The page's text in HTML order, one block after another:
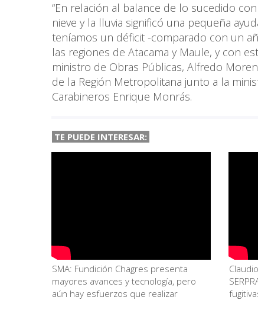
“En relación al balance de lo sucedido
nieve y la lluvia significó una pequeña
teníamos un déficit -comparado con un
las regiones de Atacama y Maule, y con
ministro de Obras Públicas, Alfredo
de la Región Metropolitana junto a la
Carabineros Enrique Monrás.
TE PUEDE INTERESAR:
SMA: Fundición Chagres presenta
mayores avances y tecnología, pero
aún hay esfuerzos que realizar